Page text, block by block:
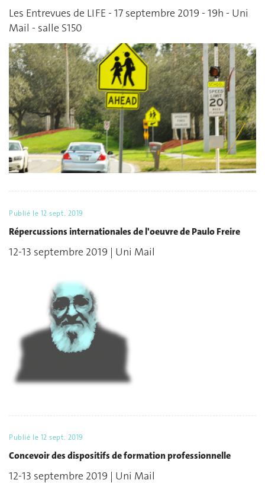
Les Entrevues de LIFE - 17 septembre 2019 - 19h - Uni
Mail - salle S150
Publié le 12 sept. 2019
Répercussions internationales de l'oeuvre de Paulo Freire
12-13 septembre 2019 | Uni Mail
Publié le 12 sept. 2019
Concevoir des dispositifs de formation professionnelle
12-13 septembre 2019 | Uni Mail